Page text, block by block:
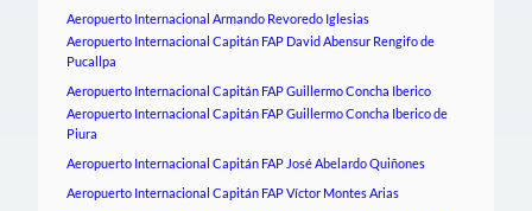
Aeropuerto Internacional Armando Revoredo Iglesias
Aeropuerto Internacional Capitán FAP David Abensur Rengifo de
Pucallpa
Aeropuerto Internacional Capitán FAP Guillermo Concha Iberico
Aeropuerto Internacional Capitán FAP Guillermo Concha Iberico de
Piura
Aeropuerto Internacional Capitán FAP José Abelardo Quiñones
Aeropuerto Internacional Capitán FAP Víctor Montes Arias